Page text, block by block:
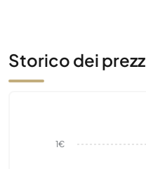
Storico dei
1€